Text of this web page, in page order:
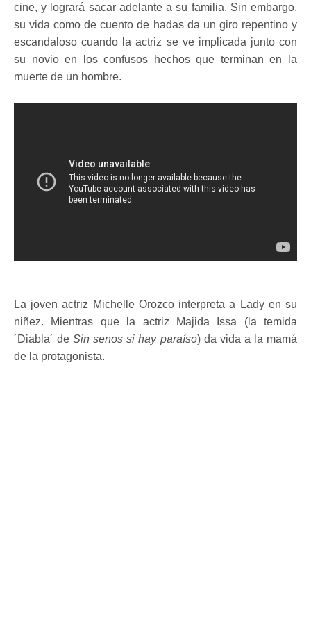
cine, y logrará sacar adelante a su familia. Sin embargo,
su vida como de cuento de hadas da un giro repentino y
escandaloso cuando la actriz se ve implicada junto con
su novio en los confusos hechos que terminan en la
muerte de un hombre.
La joven actriz Michelle Orozco interpreta a Lady en su
niñez. Mientras que la actriz Majida Issa (la temida
´Diabla´ deSin senos si hay paraíso) da vida a la mamá
de la protagonista.